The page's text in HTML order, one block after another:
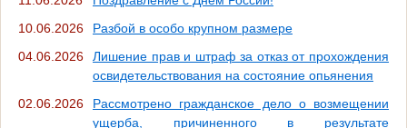
10.06.2026
Разбой в особо крупном размере
04.06.2026
Лишение прав и штраф за отказ от прохождения
освидетельствования на состояние опьянения
02.06.2026
Рассмотрено гражданское дело о возмещении
ущерба, причиненного в результате